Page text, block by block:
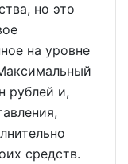
но это
на уровне
рублей и,
средств.